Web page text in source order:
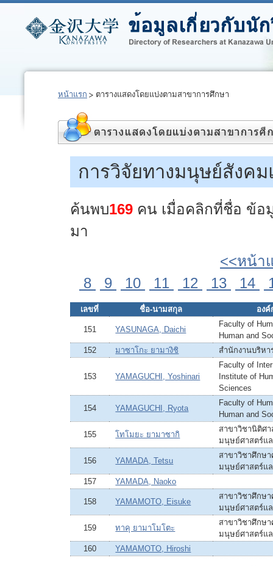
หน้าแรก ตารางแสดงโดยแบ่งตามสาขาการศึกษา
การวิจัยทางมนุษย์สังค
ค้นพบ169 คน เมื่อคลิกที่ชื่อ ข้อ
มา
<<หน้า
8
9 10 11 12 13 14
เลขที่ ชื่อ-นามสกุล องค์
151 YASUNAGA, Daichi
Faculty of
Human and
152
มาซาโกะ ยามางิชิ สำนักงานบริหา
153 YAMAGUCHI, Yoshinari
Faculty of
Institute of
Sciences
154 YAMAGUCHI, Ryota
Faculty of
Human and
155 โทโมยะ ยามาซากิ
สาขาวิชานิติศ
มนุษย์ศาสตร์แ
156 YAMADA, Tetsu
สาขาวิชาศึกษ
มนุษย์ศาสตร์แ
157
YAMADA, Naoko
158 YAMAMOTO, Eisuke
สาขาวิชาศึกษ
มนุษย์ศาสตร์แ
159 ทาคุ ยามาโมโตะ
สาขาวิชาศึกษ
มนุษย์ศาสตร์แ
160
YAMAMOTO, Hiroshi